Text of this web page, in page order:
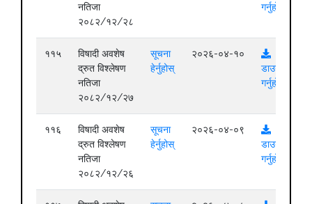
नतिजा
२०८२/१२/२८
गर्नुहोस्
११५
विषादी अवशेष
द्रुत विश्लेषण
नतिजा
२०८२/१२/२७
सूचना
हेर्नुहोस्
२०२६-०४-१०
डाउनलोड
गर्नुहोस्
११६
विषादी अवशेष
द्रुत विश्लेषण
नतिजा
२०८२/१२/२६
सूचना
हेर्नुहोस्
२०२६-०४-०९
डाउनलोड
गर्नुहोस्